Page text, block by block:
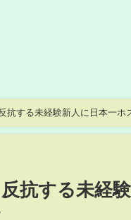
抗する未経験新人に日本一
反抗する未経